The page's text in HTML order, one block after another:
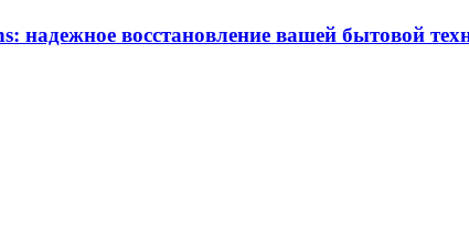
надежное восстановление вашей бытовой